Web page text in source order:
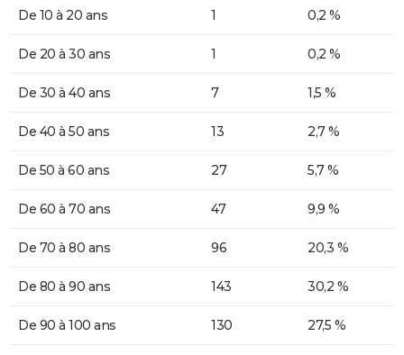
De 10 à 20 ans 1 0,2 %
De 20 à 30 ans 1 0,2 %
De 30 à 40 ans 7 1,5 %
De 40 à 50 ans 13 2,7 %
De 50 à 60 ans 27 5,7 %
De 60 à 70 ans 47 9,9 %
De 70 à 80 ans 96 20,3 %
De 80 à 90 ans 143 30,2 %
De 90 à 100 ans 130 27,5 %